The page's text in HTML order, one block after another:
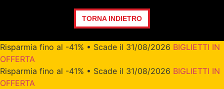
TORNA INDIETRO
Risparmia fino al -41% • Scade il 31/08/2026 BIGLIETTI IN
OFFERTA
Risparmia fino al -41% • Scade il 31/08/2026 BIGLIETTI IN
OFFERTA